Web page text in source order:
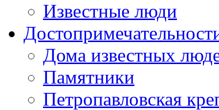
Известные люди
Дома известных
Памятники
Петропавловская